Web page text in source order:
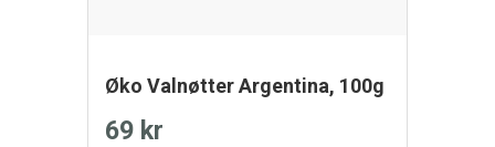
Øko Valnøtter Argentina, 100g
69 kr